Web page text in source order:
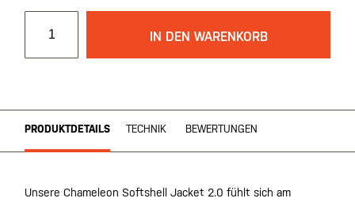
IN DEN WARENKORB
PRODUKTDETAILS TECHNIK BEWERTUNGEN
Unsere Chameleon Softshell Jacket 2.0 fühlt sich am